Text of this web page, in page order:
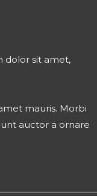
dolor sit amet,
mauris. Morbi
auctor a ornare